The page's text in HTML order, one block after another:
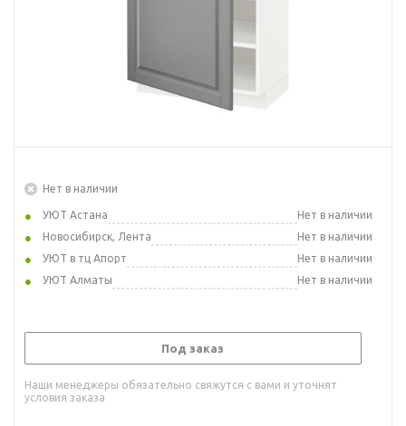
Нет в наличии
УЮТ Астана
Нет в наличии
Новосибирск, Лента
Нет в наличии
УЮТ в тц Апорт
Нет в наличии
УЮТ Алматы
Нет в наличии
Под заказ
Наши менеджеры обязательно свяжутся с вами и уточнят
условия заказа